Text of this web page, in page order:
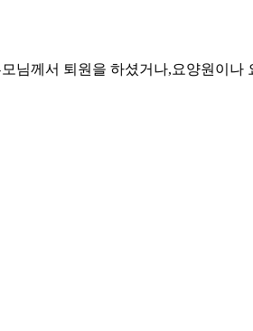
님께서 퇴원을 하셨거나,요양원이나